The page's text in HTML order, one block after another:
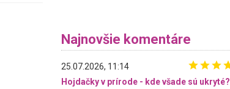
Najnovšie komentáre
25.07.2026, 11:14
Hojdačky v prírode - kde všade sú ukryté?